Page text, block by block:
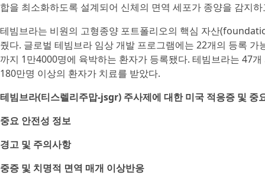
합을 최소화하도록 설계되어 신체의 면역 세포가 종양을 감지
테빔브라는 비원의 고형종양 포트폴리오의 핵심 자산
줬다. 글로벌 테빔브라 임상 개발 프로그램에는 22개의 등록
까지 1만4000명에 육박하는 환자가 등록됐다. 테빔브라는 47
180만명 이상의 환자가 치료를 받았다.
테빔브라(티스렐리주맙-jsgr) 주사제에 대한 미국 적응증 및 중
중요 안전성 정보
경고 및 주의사항
중증 및 치명적 면역 매개 이상반응